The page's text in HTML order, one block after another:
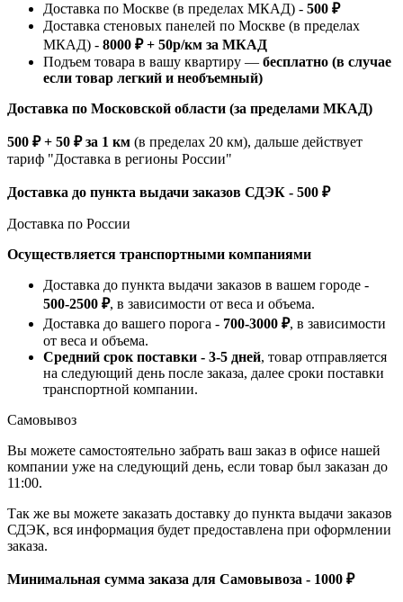
Доставка по Москве (в пределах МКАД) - 500 ₽
Доставка стеновых панелей по Москве (в пределах
МКАД) - 8000 ₽ + 50р/км за МКАД
Подъем товара в вашу квартиру — бесплатно (в случае
если товар легкий и необъемный)
Доставка по Московской области (за пределами МКАД)
500 ₽ + 50 ₽ за 1 км (в пределах 20 км), дальше действует
тариф "Доставка в регионы России"
Доставка до пункта выдачи заказов СДЭК - 500 ₽
Доставка по России
Осуществляется транспортными компаниями
Доставка до пункта выдачи заказов в вашем городе -
500-2500 ₽, в зависимости от веса и объема.
Доставка до вашего порога - 700-3000 ₽, в зависимости
от веса и объема.
Средний срок поставки - 3-5 дней, товар отправляется
на следующий день после заказа, далее сроки поставки
транспортной компании.
Самовывоз
Вы можете самостоятельно забрать ваш заказ в офисе нашей
компании уже на следующий день, если товар был заказан до
11:00.
Так же вы можете заказать доставку до пункта выдачи заказов
СДЭК, вся информация будет предоставлена при оформлении
заказа.
Минимальная сумма заказа для Самовывоза - 1000 ₽